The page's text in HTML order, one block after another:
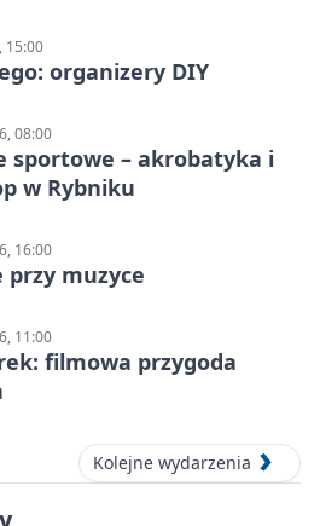
15:00
organizery DIY
08:00
sportowe – akrobatyka i
w Rybniku
16:00
przy muzyce
11:00
filmowa przygoda
Kolejne wydarzenia